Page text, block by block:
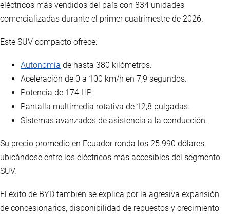
eléctricos más vendidos del país con 834 unidades
comercializadas durante el primer cuatrimestre de 2026.
Este SUV compacto ofrece:
Autonomía de hasta 380 kilómetros.
Aceleración de 0 a 100 km/h en 7,9 segundos.
Potencia de 174 HP.
Pantalla multimedia rotativa de 12,8 pulgadas.
Sistemas avanzados de asistencia a la conducción.
Su precio promedio en Ecuador ronda los 25.990 dólares,
ubicándose entre los eléctricos más accesibles del segmento
SUV.
El éxito de BYD también se explica por la agresiva expansión
de concesionarios, disponibilidad de repuestos y crecimiento